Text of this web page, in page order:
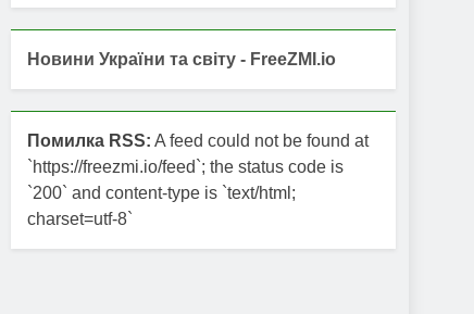
Новини України та світу - FreeZMI.io
Помилка RSS: A feed could not be found at
`https://freezmi.io/feed`; the status code is
`200` and content-type is `text/html;
charset=utf-8`